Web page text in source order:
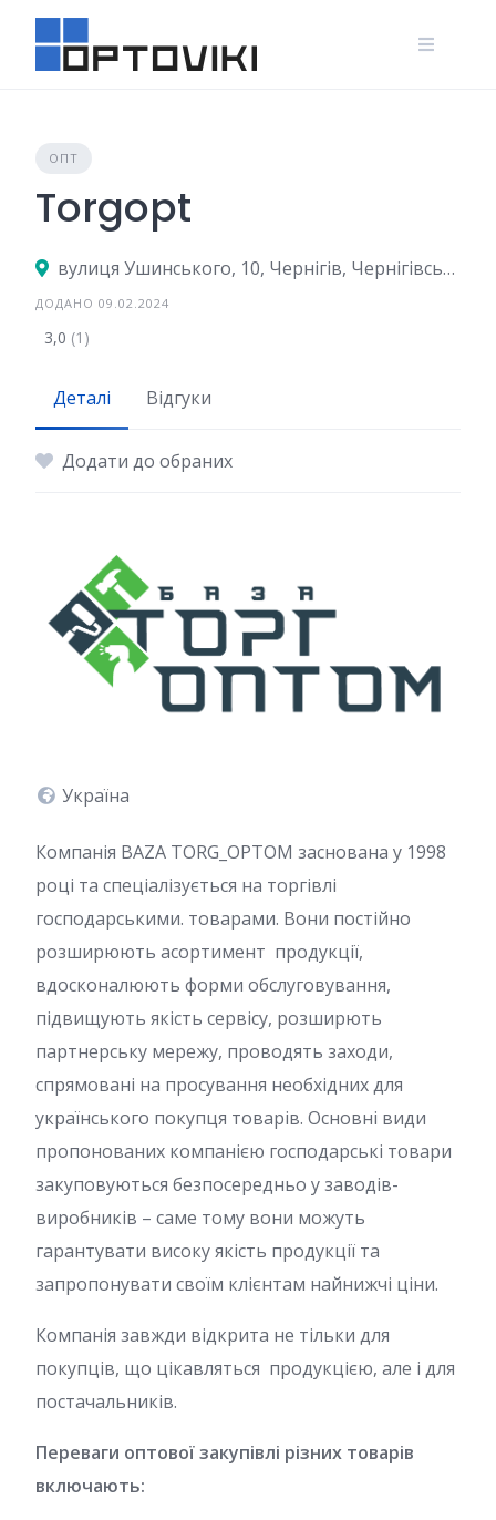
content
ОПТ
Torgopt
вулиця Ушинського, 10, Чернігів, Чернігівська область, Україна
ДОДАНО 09.02.2024
3,0 (1)
Деталі Відгуки
Додати до обраних
Україна
Компанія BAZA TORG_OPTOM заснована у 1998
році та спеціалізується на торгівлі
господарськими. товарами. Вони постійно
розширюють асортимент продукції,
вдосконалюють форми обслуговування,
підвищують якість сервісу, розширють
партнерську мережу, проводять заходи,
спрямовані на просування необхідних для
українського покупця товарів. Основні види
пропонованих компанією господарські товари
закуповуються безпосередньо у заводів-
виробників – саме тому вони можуть
гарантувати високу якість продукції та
запропонувати своїм клієнтам найнижчі ціни.
Компанія завжди відкрита не тільки для
покупців, що цікавляться продукцією, але і для
постачальників.
Переваги оптової закупівлі різних товарів
включають: